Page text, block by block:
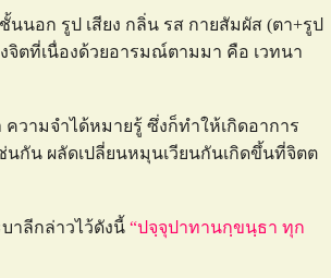
นอก รูป เสียง กลิ่น รส กายสัมผัส (ตา+รูป
จิตที่เนื่องด้วยอารมณ์ตามมา คือ เวทนา
มจำได้หมายรู้ ซึ่งก็ทำให้เกิดอาการ
กัน ผลัดเปลี่ยนหมุนเวียนกันเกิดขึ้นที่จิตต
าลีกล่าวไว้ดังนี้ “ปจฺจุปาทานกฺขนฺธา ทุก